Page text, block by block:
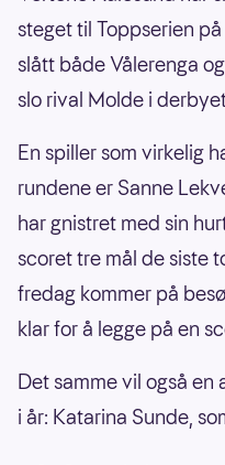
steget til Toppserien
slått både Vålerenga
slo rival Molde i
En spiller som virkelig
rundene er Sanne
har gnistret med sin
scoret tre mål de siste
fredag kommer på
klar for å legge på en
Det samme vil også
i år: Katarina Sunde,